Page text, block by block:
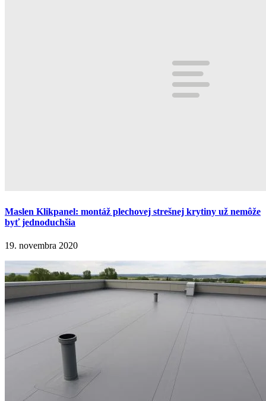
Maslen Klikpanel: montáž plechovej strešnej krytiny už nemôže
byť jednoduchšia
19. novembra 2020